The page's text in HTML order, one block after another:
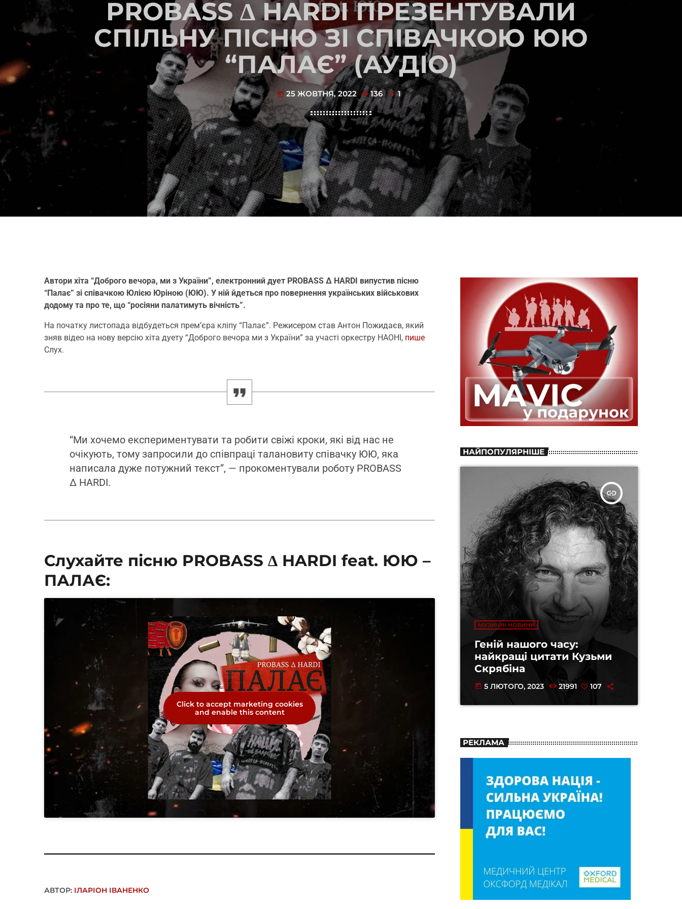
PROBASS ∆ HARDI ПРЕЗЕНТУВАЛИ
СПІЛЬНУ ПІСНЮ ЗІ СПІВАЧКОЮ ЮЮ
“ПАЛАЄ” (АУДІО)
today 25 ЖОВТНЯ, 2022 136 1
Автори хіта “Доброго вечора, ми з України”, електронний дует PROBASS ∆ HARDI випустив пісню
“Палає” зі співачкою Юлією Юріною (ЮЮ). У ній йдеться про повернення українських військових
додому та про те, що “росіяни палатимуть вічність”.
На початку листопада відбудеться прем’єра кліпу “Палає”. Режисером став Антон Пожидаєв, який
зняв відео на нову версію хіта дуету “Доброго вечора ми з України” за участі оркестру НАОНІ, пише
Слух.
“Ми хочемо експериментувати та робити свіжі кроки, які від нас не
очікують, тому запросили до співпраці талановиту співачку ЮЮ, яка
написала дуже потужний текст”, — прокоментували роботу PROBASS
∆ HARDI.
Слухайте пісню PROBASS ∆ HARDI feat. ЮЮ –
ПАЛАЄ:
Click to accept marketing cookies
and enable this content
АВТОР: ІЛАРІОН ІВАНЕНКО
НАЙПОПУЛЯРНІШЕ
insert_link
МУЗИЧНІ НОВИНИ
Геній нашого часу:
найкращі цитати Кузьми
Скрябіна
today 5 ЛЮТОГО, 2023 21991 107
РЕКЛАМА